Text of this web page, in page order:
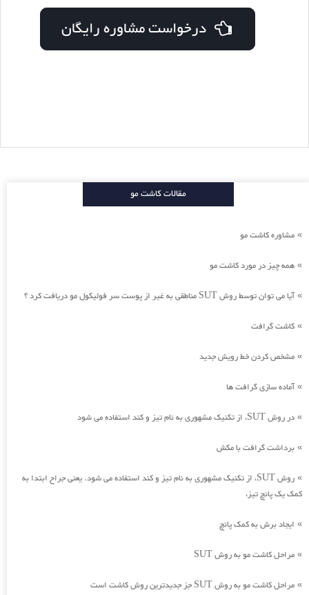
درخواست مشاوره رایگان
مقالات کاشت مو
» مشاوره کاشت مو
» همه چیز در مورد کاشت مو
»آیا می توان توسط روش SUT مناطقی به غیر از پوست سر فولیکول مو دریافت کرد ؟
» کاشت گرافت
» مشخص کردن خط رویش جدید
»آماده سازی گرافت ها
» در روش SUT، از تکنیک مشهوری به نام تیز و کند استفاده می شود
» برداشت گرافت با مکش
»
روش SUT، از تکنیک مشهوری به نام تیز و کند استفاده می شود. یعنی جراح ابتدا به
کمک یک پانچ تیز،
» ایجاد برش به کمک پانچ
» مراحل کاشت مو به روش SUT
» مراحل کاشت مو به روش SUT جز جدیدترین روش کاشت است